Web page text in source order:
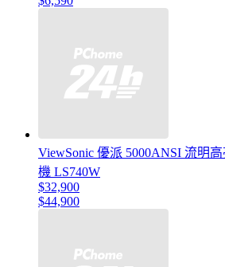
ViewSonic 優派 5000ANSI 流明
機 LS740W
$32,900
$44,900